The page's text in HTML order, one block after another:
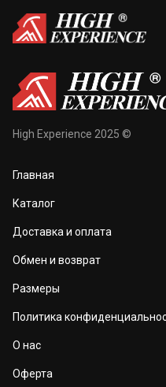
и перчатки
и маски
High Experience 2025 ©
Главная
Каталог
Доставка и оплата
Обмен и возврат
Размеры
Политика
О нас
Оферта